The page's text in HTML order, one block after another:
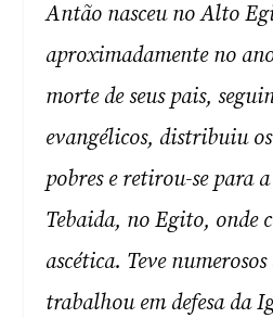
Antão nasceu no Alto
aproximadamente no
morte de seus pais,
evangélicos, distribuiu os
pobres e retirou-se para
Tebaida, no Egito, onde
ascética. Teve
trabalhou em defesa da